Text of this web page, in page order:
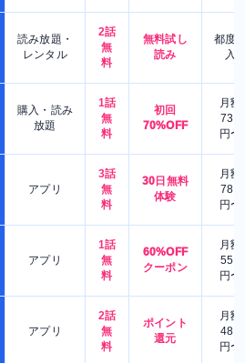
読み放題・
レンタル
2話
無
料
無料試し
読み
都度
入
購入・読み
放題
1話
無
料
初回
70%OFF
月額
730
円〜
アプリ
3話
無
料
30日無料
体験
月額
780
円〜
アプリ
1話
無
料
60%OFF
クーポン
月額
550
円〜
アプリ
2話
無
料
ポイント
還元
月額
480
円〜